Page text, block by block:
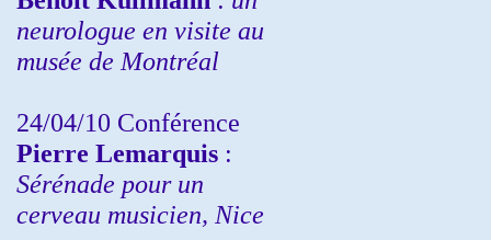
neurologue en visite au
musée de Montréal
24/04/10 Conférence
Pierre Lemarquis :
Sérénade pour un
cerveau musicien, Nice